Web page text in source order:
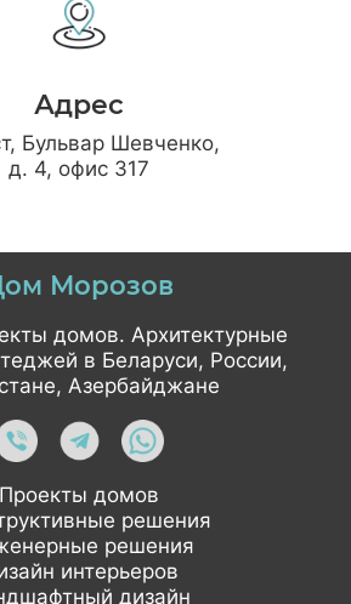
Адрес
Бульвар Шевченко,
д. 4, офис 317
Морозов
домов. Архитектурные
в Беларуси, России,
Азербайджане
Проекты домов
решения
решения
интерьеров
дизайн